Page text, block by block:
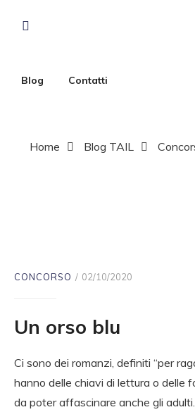
Blog Contatti
Home Blog TAIL
CONCORSO 02/10/2020
Un orso blu
Ci sono dei romanzi, definiti “per
hanno delle chiavi di lettura o delle
da poter affascinare anche gli